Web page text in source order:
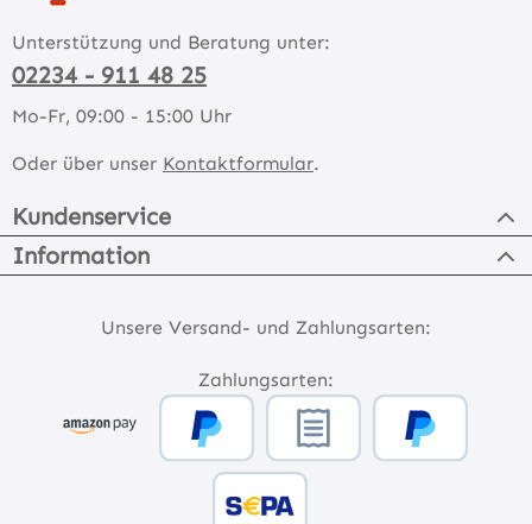
Unterstützung und Beratung unter:
02234 - 911 48 25
Mo-Fr, 09:00 - 15:00 Uhr
Oder über unser Kontaktformular.
Kundenservice
Information
Unsere Versand- und Zahlungsarten:
Zahlungsarten: